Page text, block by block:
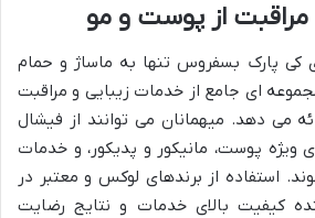
مراقبت از پوست و مو
کی پارک بسفروس تنها به ماساژ و حمام
ای جامع از خدمات زیبایی و مراقبت
می دهد. میهمانان می توانند از فیشال
ویژه پوست، مانیکور و پدیکور، و خدمات
استفاده از برندهای لوکس و معتبر در
کیفیت بالای خدمات و نتایج رضایت